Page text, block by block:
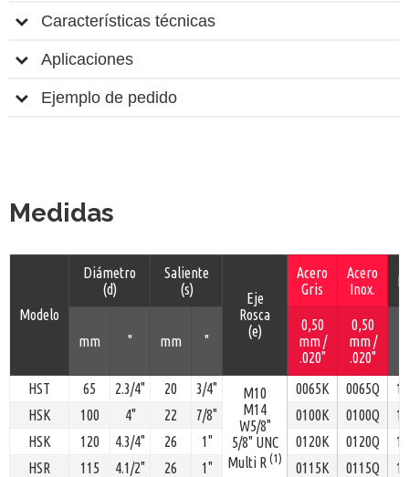
Características técnicas
Aplicaciones
Ejemplo de pedido
Medidas
Modelo
Diámetro
(d)
Saliente
(s)
Eje
Rosca
(e)
Acero
Gris
Acero
Inox.
mm " mm "
0,50
mm /
.020"
0,50
mm /
.020"
HST 65 2.3/4" 20 3/4"
M10
M14
W5/8"
5/8" UNC
Multi R (1)
0065K 0065Q
HSK
100 4" 22 7/8" 0100K 0100Q
HSK
120 4.3/4" 26 1" 0120K 0120Q
HSR
115 4.1/2" 26 1" 0115K 0115Q